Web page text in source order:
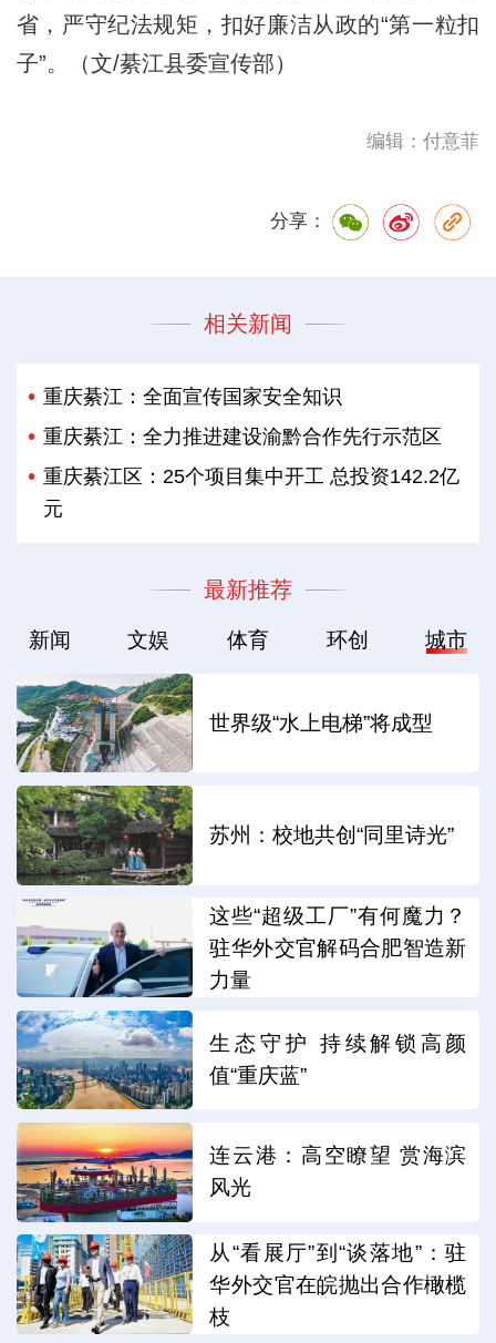
省，严守纪法规矩，扣好廉洁从政的“第一粒扣
子”。（文/綦江县委宣传部）
编辑：付意菲
分享：
相关新闻
重庆綦江：全面宣传国家安全知识
重庆綦江：全力推进建设渝黔合作先行示范区
重庆綦江区：25个项目集中开工 总投资142.2亿
元
最新推荐
新闻 文娱 体育 环创 城市
世界级“水上电梯”将成型
苏州：校地共创“同里诗光”
这些“超级工厂”有何魔力？
驻华外交官解码合肥智造新
力量
生态守护 持续解锁高颜
值“重庆蓝”
连云港：高空瞭望 赏海滨
风光
从“看展厅”到“谈落地”：驻
华外交官在皖抛出合作橄榄
枝